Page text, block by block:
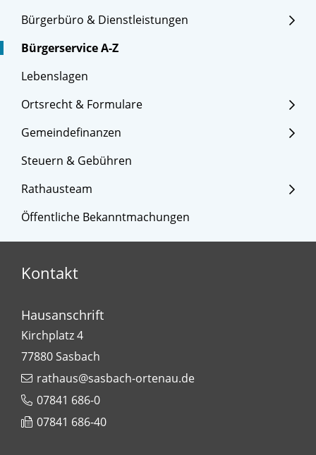
Bürgerbüro & Dienstleistungen
Bürgerservice A-Z
Lebenslagen
Ortsrecht & Formulare
Gemeindefinanzen
Steuern & Gebühren
Rathausteam
Öffentliche Bekanntmachungen
Kontakt
Hausanschrift
Kirchplatz 4
77880Sasbach
rathaus@sasbach-ortenau.de
07841 686-0
07841 686-40